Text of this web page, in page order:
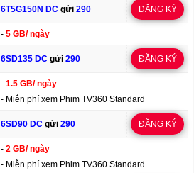
6T5G150N DCgửi 290 ĐĂNG KÝ
-5 GB/ ngày
6SD135 DCgửi 290 ĐĂNG KÝ
-1.5 GB/ ngày
- Miễn phí xem Phim TV360 Standard
6SD90 DCgửi 290 ĐĂNG KÝ
-2 GB/ ngày
- Miễn phí xem Phim TV360 Standard